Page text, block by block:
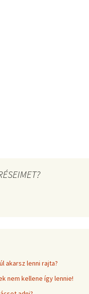
akarsz lenni rajta?
nem kellene így lennie!